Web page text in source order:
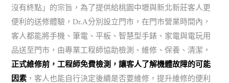
沒有終點」的宗旨，為了提供給桃園中壢與新北新莊客人更
便利的送修體驗，Dr.A分別設立門市，在門市營業時間內，
客人都能將手機、筆電、平板、智慧型手錶、家電與電玩用
品送至門市，由專業工程師協助檢測、維修、保養、清潔，
正式維修前，工程師免費檢測，讓客人了解機體故障的可能
因素 ，客人也能自行決定後續是否要維修，提升維修的便利